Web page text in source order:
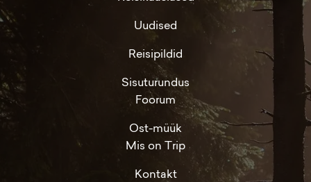
Uudised
Reisipildid
Sisuturundus
Foorum
Ost-müük
Mis on Trip
Kontakt